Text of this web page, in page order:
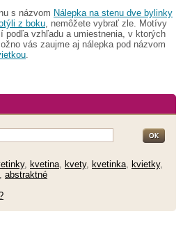
s názvom Nálepka na stenu dve bylinky
z boku , nemôžete vybrať zle. Motívy
podľa vzhľadu a umiestnenia, v ktorých
vás zaujme aj nálepka pod názvom
, kvetina kvety, kvetinka kvietky,
abstraktné